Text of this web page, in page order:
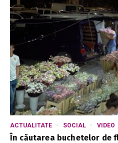
ACTUALITATE SOCIAL VIDEO
În căutarea buchetelor de